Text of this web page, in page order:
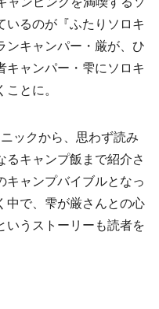
いるのが『ふたりソロキ
ンキャンパー・厳が、ひ
キャンパー・雫にソロキ
とに。
ックから、思わず読み
キャンプ飯まで紹介さ
ャンプバイブルとなっ
中で、雫が厳さんとの心
いうストーリーも読者を